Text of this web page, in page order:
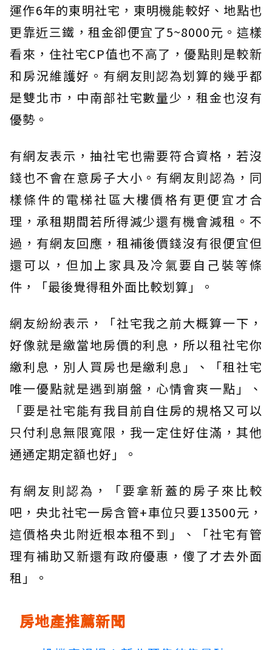
運作6年的東明社宅，東明機能較好、地點也
更靠近三鐵，租金卻便宜了5~8000元。這樣
看來，住社宅CP值也不高了，優點則是較新
和房況維護好。有網友則認為划算的幾乎都
是雙北市，中南部社宅數量少，租金也沒有
優勢。
有網友表示，抽社宅也需要符合資格，若沒
錢也不會在意房子大小。有網友則認為，同
樣條件的電梯社區大樓價格有更便宜才合
理，承租期間若所得減少還有機會減租。不
過，有網友回應，租補後價錢沒有很便宜但
還可以，但加上家具及冷氣要自己裝等條
件，「最後覺得租外面比較划算」。
網友紛紛表示，「社宅我之前大概算一下，
好像就是繳當地房價的利息，所以租社宅你
繳利息，別人買房也是繳利息」、「租社宅
唯一優點就是遇到崩盤，心情會爽一點」、
「要是社宅能有我目前自住房的規格又可以
只付利息無限寬限，我一定住好住滿，其他
通通定期定額也好」。
有網友則認為，「要拿新蓋的房子來比較
吧，央北社宅一房含管+車位只要13500元，
這價格央北附近根本租不到」、「社宅有管
理有補助又新還有政府優惠，傻了才去外面
租」。
房地產推薦新聞